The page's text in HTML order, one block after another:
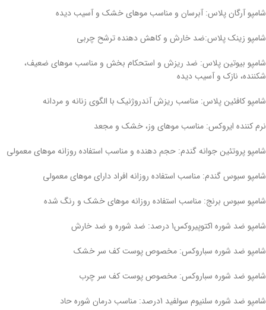
شامپو آرگان پلاس: آبرسان و مناسب موهای خشک و آسیب دیده
شامپو زینک پلاس:ضد خارش و کاهش دهنده ترشح چربی
شامپو بیوتین پلاس: ضد ریزش و استحکام بخش و مناسب موهای ضعیف،
شکننده، نازک و آسیب دیده
شامپو کافئین پلاس: مناسب ریزش آندروژنیک با الگوی زنانه و مردانه
نرم کننده ایروکس: مناسب موهای وز، خشک و مجعد
شامپو پروتئین جوانه گندم: حجم دهنده و مناسب استفاده روزانه موهای معمولی
شامپو سبوس گندم: مناسب استفاده روزانه افراد دارای موهای معمولی
شامپو سبوس برنج: مناسب استفاده روزانه موهای خشک و رنگ شده
شامپو ضد شوره اکتوپیروکس1 درصد: ضد شوره و ضد خارش
شامپو ضد شوره سباروکس: مخصوص پوست کف سر خشک
شامپو ضد شوره سباروکس: مخصوص پوست کف سر چرب
شامپو ضد شوره سلنیوم سولفید 1درصد: مناسب درمان شوره حاد